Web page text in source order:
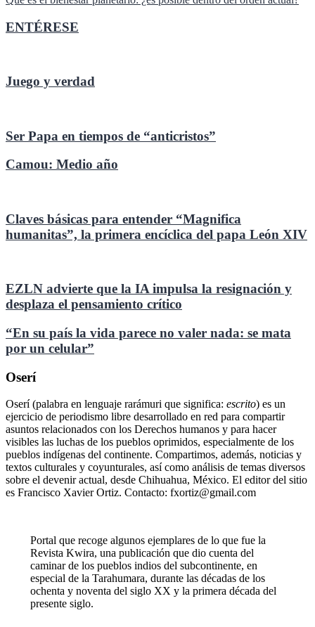
de
entradas
ENTÉRESE
Juego y verdad
Ser Papa en tiempos de “anticristos”
Camou: Medio año
Claves básicas para entender “Magnifica
humanitas”, la primera encíclica del papa León XIV
EZLN advierte que la IA impulsa la resignación y
desplaza el pensamiento crítico
“En su país la vida parece no valer nada: se mata
por un celular”
Oserí
Oserí (palabra en lenguaje rarámuri que significa: escrito) es un
ejercicio de periodismo libre desarrollado en red para compartir
asuntos relacionados con los Derechos humanos y para hacer
visibles las luchas de los pueblos oprimidos, especialmente de los
pueblos indígenas del continente. Compartimos, además, noticias y
textos culturales y coyunturales, así como análisis de temas diversos
sobre el devenir actual, desde Chihuahua, México. El editor del sitio
es Francisco Xavier Ortiz. Contacto: fxortiz@gmail.com
Portal que recoge algunos ejemplares de lo que fue la
Revista Kwira, una publicación que dio cuenta del
caminar de los pueblos indios del subcontinente, en
especial de la Tarahumara, durante las décadas de los
ochenta y noventa del siglo XX y la primera década del
presente siglo.